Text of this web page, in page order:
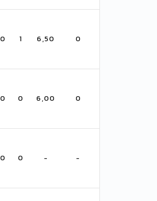
0 1 6,50 0
0 0 6,00 0
0 0 - -